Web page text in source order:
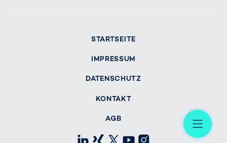
STARTSEITE
IMPRESSUM
DATENSCHUTZ
KONTAKT
AGB
LinkedIn
Xing X Instagram